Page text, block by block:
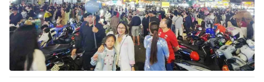
Tin tức
Thế giới đó đây
Câu chuyện quốc tế
Kinh tế
Tài chính
Thị trường
Dữ liệu và đời sống